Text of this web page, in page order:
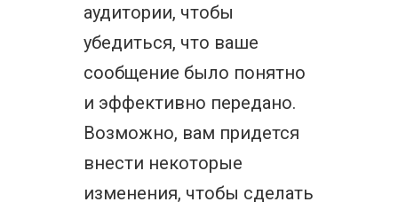
аудитории, чтобы
убедиться, что ваше
сообщение было понятно
и эффективно передано.
Возможно, вам придется
внести некоторые
изменения, чтобы сделать